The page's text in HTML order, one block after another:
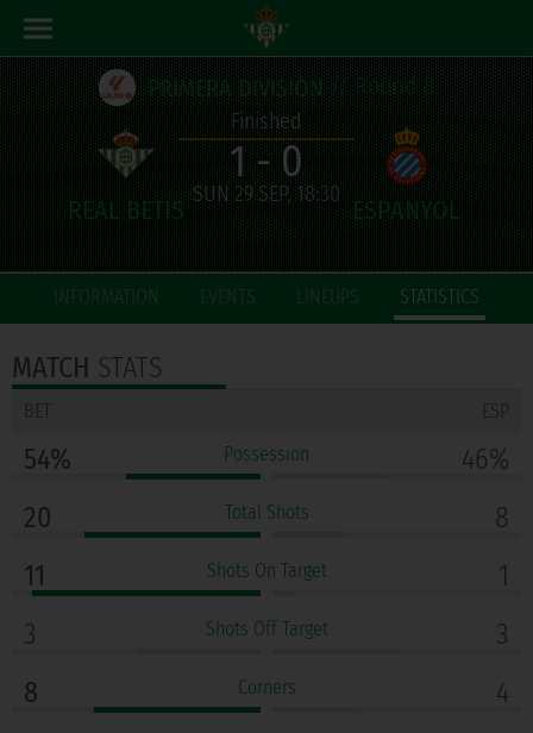
PRIMERA DIVISIÓN// Round 8
Finished
1 - 0
SUN 29 SEP, 18:30
INFORMATION EVENTS LINEUPS STATISTICS
MATCH STATS
BET
ESP
Possession
54% 46%
Total Shots
20 8
Shots On Target
11 1
Shots Off Target
3 3
Corners
8 4